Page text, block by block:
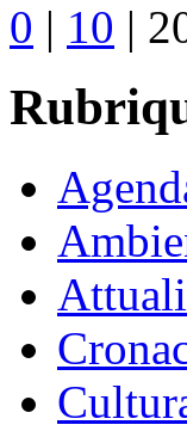
0 | 10 |